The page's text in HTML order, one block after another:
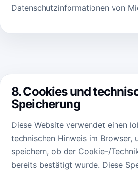
Datenschutzinformationen von
8. Cookies und
Speicherung
Diese Website verwendet einen
technischen Hinweis im Browser,
speichern, ob der Cookie-/
bereits bestätigt wurde. Diese